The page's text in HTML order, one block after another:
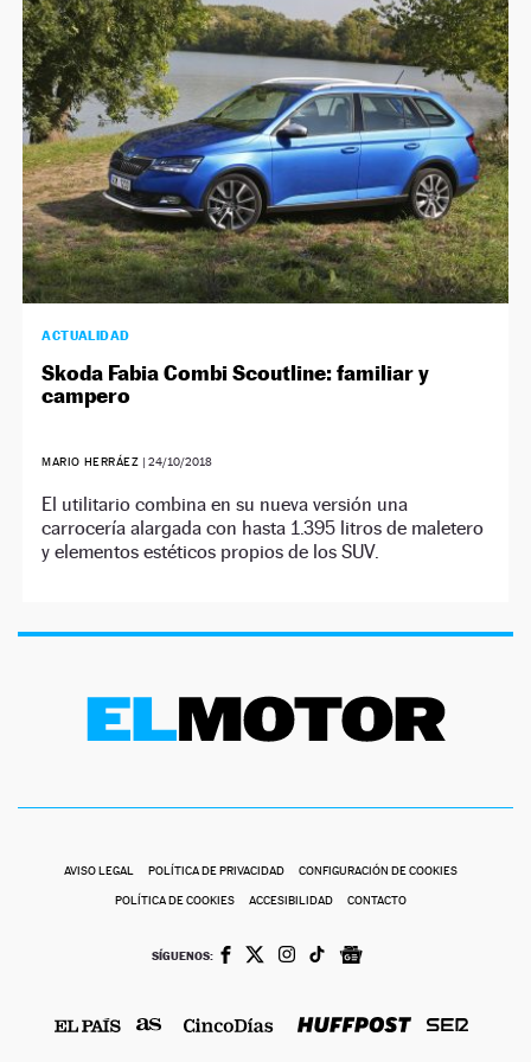
NEWSLETTER
SÍGUENOS
ACTUALIDAD
Skoda Fabia Combi Scoutline: familiar y
campero
MARIO HERRÁEZ | 24/10/2018
El utilitario combina en su nueva versión una
carrocería alargada con hasta 1.395 litros de maletero
y elementos estéticos propios de los SUV.
AVISO LEGAL POLÍTICA DE PRIVACIDAD CONFIGURACIÓN DE COOKIES
POLÍTICA DE COOKIES ACCESIBILIDAD CONTACTO
SÍGUENOS: